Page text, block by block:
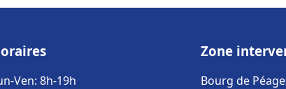
Ven: 8h-19h
Zone
Bourg de